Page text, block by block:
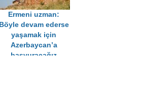
Ermeni uzman:
Böyle devam ederse
yaşamak için
Azerbaycan’a
başvuracağız